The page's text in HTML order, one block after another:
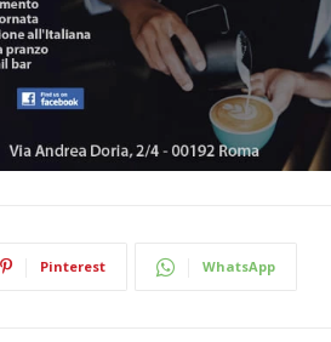
Pinterest WhatsApp